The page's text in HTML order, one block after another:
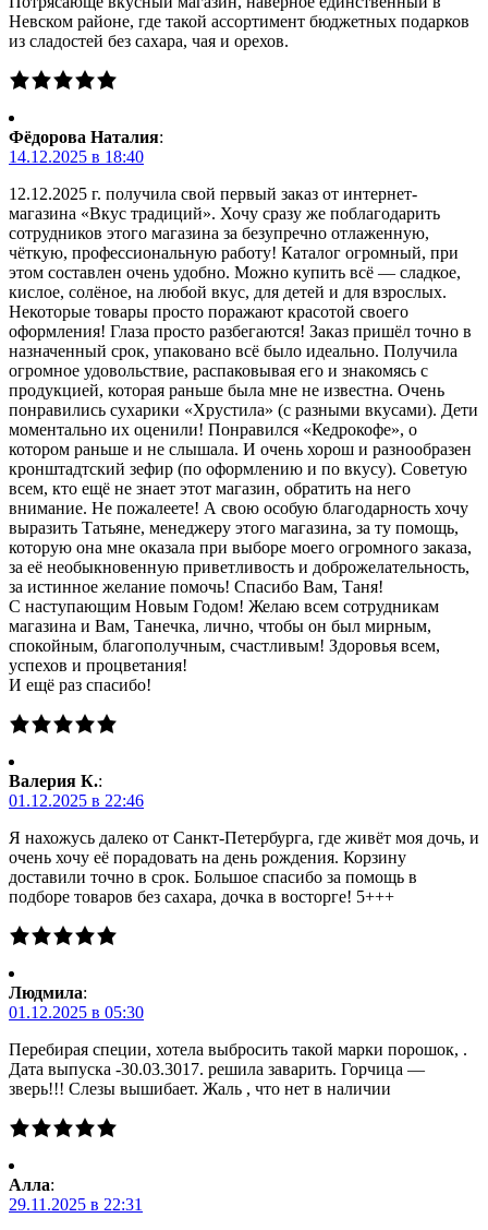
Невском районе, где такой ассортимент бюджетных подарков
из сладостей без сахара, чая и орехов.
Фёдорова Наталия:
14.12.2025 в 18:40
12.12.2025 г. получила свой первый заказ от интернет-
магазина «Вкус традиций». Хочу сразу же поблагодарить
сотрудников этого магазина за безупречно отлаженную,
чёткую, профессиональную работу! Каталог огромный, при
этом составлен очень удобно. Можно купить всё — сладкое,
кислое, солёное, на любой вкус, для детей и для взрослых.
Некоторые товары просто поражают красотой своего
оформления! Глаза просто разбегаются! Заказ пришёл точно в
назначенный срок, упаковано всё было идеально. Получила
огромное удовольствие, распаковывая его и знакомясь с
продукцией, которая раньше была мне не известна. Очень
понравились сухарики «Хрустила» (с разными вкусами). Дети
моментально их оценили! Понравился «Кедрокофе», о
котором раньше и не слышала. И очень хорош и разнообразен
кронштадтский зефир (по оформлению и по вкусу). Советую
всем, кто ещё не знает этот магазин, обратить на него
внимание. Не пожалеете! А свою особую благодарность хочу
выразить Татьяне, менеджеру этого магазина, за ту помощь,
которую она мне оказала при выборе моего огромного заказа,
за её необыкновенную приветливость и доброжелательность,
за истинное желание помочь! Спасибо Вам, Таня!
С наступающим Новым Годом! Желаю всем сотрудникам
магазина и Вам, Танечка, лично, чтобы он был мирным,
спокойным, благополучным, счастливым! Здоровья всем,
успехов и процветания!
И ещё раз спасибо!
Валерия К.:
01.12.2025 в 22:46
Я нахожусь далеко от Санкт-Петербурга, где живёт моя дочь, и
очень хочу её порадовать на день рождения. Корзину
доставили точно в срок. Большое спасибо за помощь в
подборе товаров без сахара, дочка в восторге! 5+++
Людмила:
01.12.2025 в 05:30
Перебирая специи, хотела выбросить такой марки порошок, .
Дата выпуска -30.03.3017. решила заварить. Горчица —
зверь!!! Слезы вышибает. Жаль , что нет в наличии
Алла:
29.11.2025 в 22:31